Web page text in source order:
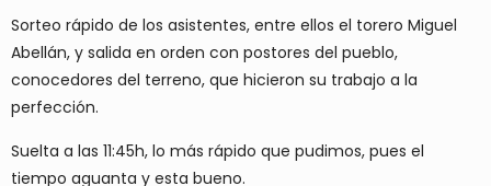
Sorteo rápido de los asistentes, entre ellos el torero Miguel
Abellán, y salida en orden con postores del pueblo,
conocedores del terreno, que hicieron su trabajo a la
perfección.
Suelta a las 11:45h, lo más rápido que pudimos, pues el
tiempo aguanta y esta bueno.